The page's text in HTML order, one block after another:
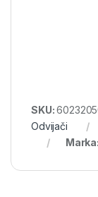
SKU:
Odvijači
Marka: